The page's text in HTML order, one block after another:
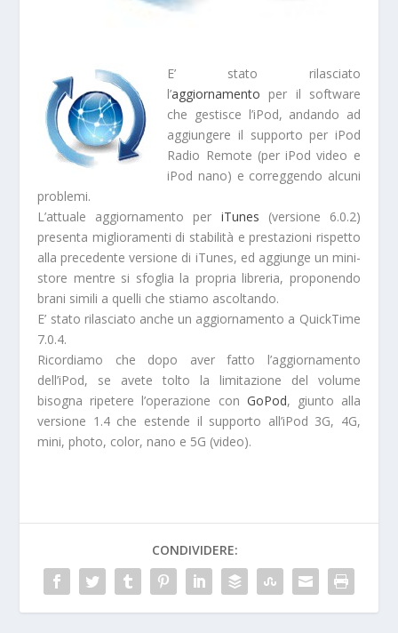
E’ stato rilasciato
l’aggiornamento per il software
che gestisce l’iPod, andando ad
aggiungere il supporto per iPod
Radio Remote (per iPod video e
iPod nano) e correggendo alcuni
problemi.
L’attuale aggiornamento per iTunes (versione 6.0.2)
presenta miglioramenti di stabilità e prestazioni rispetto
alla precedente versione di iTunes, ed aggiunge un mini-
store mentre si sfoglia la propria libreria, proponendo
brani simili a quelli che stiamo ascoltando.
E’ stato rilasciato anche un aggiornamento a QuickTime
7.0.4.
Ricordiamo che dopo aver fatto l’aggiornamento
dell’iPod, se avete tolto la limitazione del volume
bisogna ripetere l’operazione con GoPod, giunto alla
versione 1.4 che estende il supporto all’iPod 3G, 4G,
mini, photo, color, nano e 5G (video).
CONDIVIDERE: